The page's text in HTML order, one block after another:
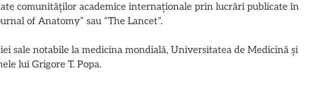
comunităților academice internaționale prin lucrări publicate în
of Anatomy” sau “The Lancet”.
sale notabile la medicina mondială, Universitatea de Medicină şi
lui Grigore T. Popa.